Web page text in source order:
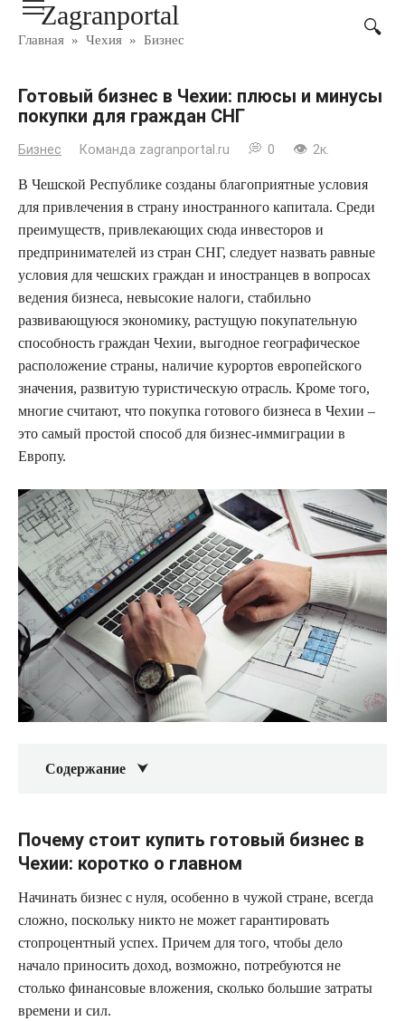
ПерейтиZagranportal
Главная » Чехия » Бизнес
Готовый бизнес в Чехии: плюсы и минусы
покупки для граждан СНГ
Бизнес Команда zagranportal.ru 0 2к.
В Чешской Республике созданы благоприятные условия
для привлечения в страну иностранного капитала. Среди
преимуществ, привлекающих сюда инвесторов и
предпринимателей из стран СНГ, следует назвать равные
условия для чешских граждан и иностранцев в вопросах
ведения бизнеса, невысокие налоги, стабильно
развивающуюся экономику, растущую покупательную
способность граждан Чехии, выгодное географическое
расположение страны, наличие курортов европейского
значения, развитую туристическую отрасль. Кроме того,
многие считают, что покупка готового бизнеса в Чехии –
это самый простой способ для бизнес-иммиграции в
Европу.
Содержание
Почему стоит купить готовый бизнес в
Чехии: коротко о главном
Начинать бизнес с нуля, особенно в чужой стране, всегда
сложно, поскольку никто не может гарантировать
стопроцентный успех. Причем для того, чтобы дело
начало приносить доход, возможно, потребуются не
столько финансовые вложения, сколько большие затраты
времени и сил.